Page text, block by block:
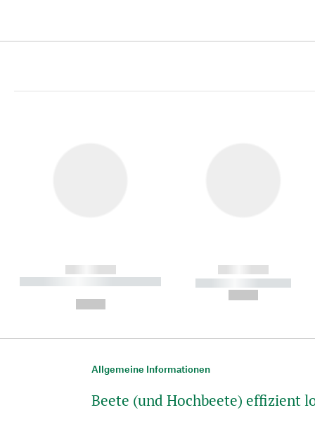
------------
----------- ----------- ----------
------------
----------- -----------
Allgemeine Informationen
Beete (und Hochbeete) effizient